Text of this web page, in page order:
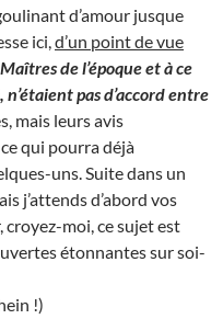
d’amour jusque
ici, d’un point de vue
de l’époque et à ce
pas d’accord entre
mais leurs avis
qui pourra déjà
uns. Suite dans un
j’attends d’abord vos
croyez-moi, ce sujet est
étonnantes sur soi-
!)